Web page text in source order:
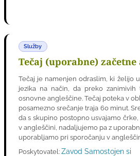
Služby
Tečaj (uporabne) začetne
Tečaj je namenjen odraslim, ki želijo
jezika na način, da preko zanimivih
osnovne angleščine. Tečaj poteka v
posamezno srečanje traja 60 minut.
da s skupino postopno usvajamo
v angleščini, nadaljujemo pa z
uporabljamo pri sporočanju v
Poskytovatel: Zavod Samostojen si